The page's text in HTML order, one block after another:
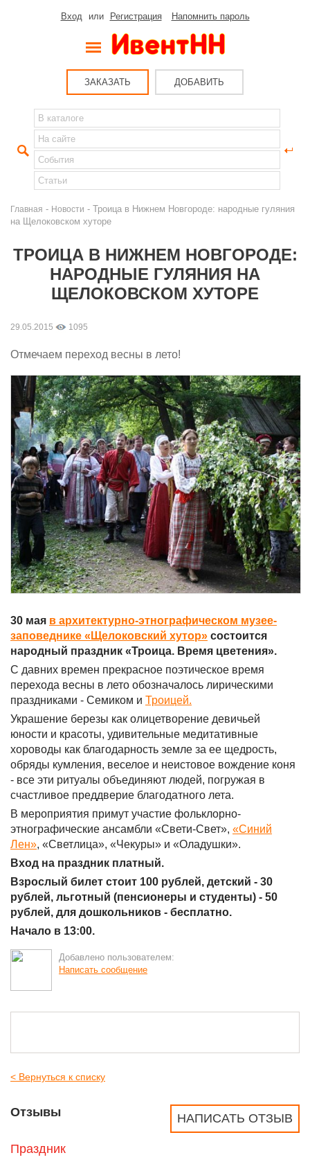
Вход или Регистрация Напомнить пароль
ЗАКАЗАТЬ ДОБАВИТЬ
Главная - Новости - Троица в Нижнем Новгороде: народные гуляния
на Щелоковском хуторе
ТРОИЦА В НИЖНЕМ НОВГОРОДЕ:
НАРОДНЫЕ ГУЛЯНИЯ НА
ЩЕЛОКОВСКОМ ХУТОРЕ
29.05.2015 1095
Отмечаем переход весны в лето!
30 мая в архитектурно-этнографическом музее-
заповеднике «Щелоковский хутор» состоится
народный праздник «Троица. Время цветения».
С давних времен прекрасное поэтическое время
перехода весны в лето обозначалось лирическими
праздниками - Семиком и Троицей.
Украшение березы как олицетворение девичьей
юности и красоты, удивительные медитативные
хороводы как благодарность земле за ее щедрость,
обряды кумления, веселое и неистовое вождение коня
- все эти ритуалы объединяют людей, погружая в
счастливое преддверие благодатного лета.
В мероприятия примут участие фольклорно-
этнографические ансамбли «Свети-Свет», «Синий
Лен», «Светлица», «Чекуры» и «Оладушки».
Вход на праздник платный.
Взрослый билет стоит 100 рублей, детский - 30
рублей, льготный (пенсионеры и студенты) - 50
рублей, для дошкольников - бесплатно.
Начало в 13:00.
Добавлено пользователем:
Написать сообщение
< Вернуться к списку
НАПИСАТЬ ОТЗЫВ
Отзывы
Праздник